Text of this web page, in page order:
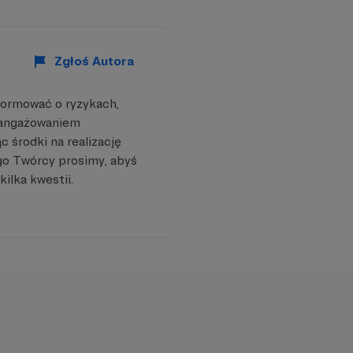
Zgłoś Autora
o ryzykach,
środki na realizację
Twórcy prosimy, abyś
kilka kwestii.